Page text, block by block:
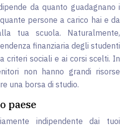
da quanto guadagnano i
persone a carico hai e da
tua scuola. Naturalmente,
finanziaria degli studenti
criteri sociali e ai corsi scelti. In
non hanno grandi risorse
una borsa di studio.
paese
indipendente dai tuoi